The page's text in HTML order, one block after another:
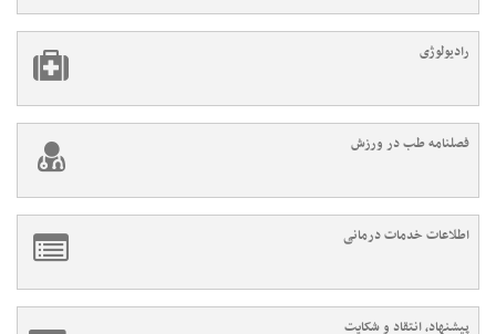
رادیولوژی
فصلنامه طب در ورزش
اطلاعات خدمات درمانی
پیشنهاد، انتقاد و شکایت